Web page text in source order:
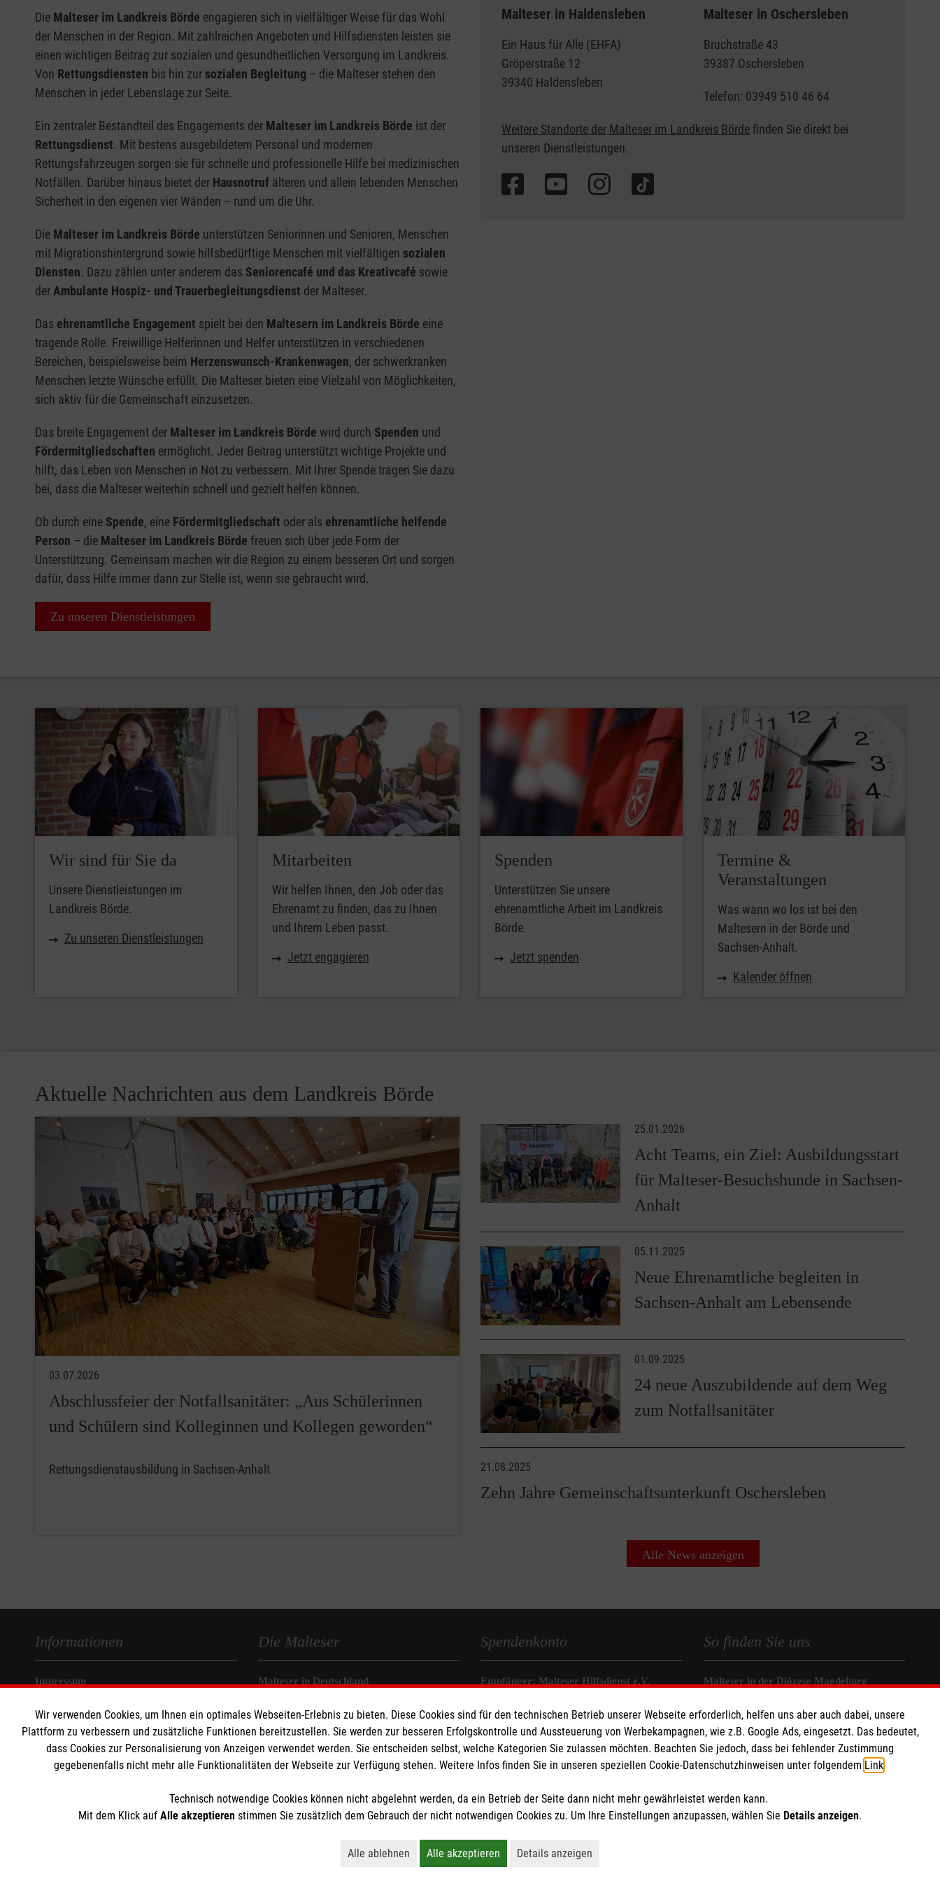
Die Malteser im Landkreis Börde engagieren sich in vielfältiger Weise für das Wohl
der Menschen in der Region. Mit zahlreichen Angeboten und Hilfsdiensten leisten sie
einen wichtigen Beitrag zur sozialen und gesundheitlichen Versorgung im Landkreis.
Von Rettungsdiensten bis hin zur sozialen Begleitung – die Malteser stehen den
Menschen in jeder Lebenslage zur Seite.
Ein zentraler Bestandteil des Engagements der Malteser im Landkreis Börde ist der
Rettungsdienst. Mit bestens ausgebildetem Personal und modernen
Rettungsfahrzeugen sorgen sie für schnelle und professionelle Hilfe bei medizinischen
Notfällen. Darüber hinaus bietet der Hausnotruf älteren und allein lebenden Menschen
Sicherheit in den eigenen vier Wänden – rund um die Uhr.
Die Malteser im Landkreis Börde unterstützen Seniorinnen und Senioren, Menschen
mit Migrationshintergrund sowie hilfsbedürftige Menschen mit vielfältigen sozialen
Diensten. Dazu zählen unter anderem das Seniorencafé und das Kreativcafé sowie
der Ambulante Hospiz- und Trauerbegleitungsdienst der Malteser.
Das ehrenamtliche Engagement spielt bei den Maltesern im Landkreis Börde eine
tragende Rolle. Freiwillige Helferinnen und Helfer unterstützen in verschiedenen
Bereichen, beispielsweise beim Herzenswunsch-Krankenwagen, der schwerkranken
Menschen letzte Wünsche erfüllt. Die Malteser bieten eine Vielzahl von Möglichkeiten,
sich aktiv für die Gemeinschaft einzusetzen.
Das breite Engagement der Malteser im Landkreis Börde wird durch Spenden und
Fördermitgliedschaften ermöglicht. Jeder Beitrag unterstützt wichtige Projekte und
hilft, das Leben von Menschen in Not zu verbessern. Mit Ihrer Spende tragen Sie dazu
bei, dass die Malteser weiterhin schnell und gezielt helfen können.
Ob durch eine Spende, eine Fördermitgliedschaft oder als ehrenamtliche helfende
Person – die Malteser im Landkreis Börde freuen sich über jede Form der
Unterstützung. Gemeinsam machen wir die Region zu einem besseren Ort und sorgen
dafür, dass Hilfe immer dann zur Stelle ist, wenn sie gebraucht wird.
Zu unseren Dienstleistungen
Malteser in Haldensleben
Ein Haus für Alle (EHFA)
Gröperstraße 12
39340 Haldensleben
Malteser in Oschersleben
Bruchstraße 43
39387 Oschersleben
Telefon: 03949 510 46 64
Weitere Standorte der Malteser im Landkreis Bördefinden Sie direkt bei
unseren Dienstleistungen.
Wir sind für Sie da
Unsere Dienstleistungen im
Landkreis Börde.
Zu unseren Dienstleistungen
Mitarbeiten
Wir helfen Ihnen, den Job oder das
Ehrenamt zu finden, das zu Ihnen
und Ihrem Leben passt.
Jetzt engagieren
Spenden
Unterstützen Sie unsere
ehrenamtliche Arbeit im Landkreis
Börde.
Jetzt spenden
Termine &
Veranstaltungen
Was wann wo los ist bei den
Maltesern in der Börde und
Sachsen-Anhalt.
Kalender öffnen
Aktuelle Nachrichten aus dem Landkreis Börde
03.07.2026
Abschlussfeier der Notfallsanitäter: „Aus Schülerinnen
und Schülern sind Kolleginnen und Kollegen geworden“
Rettungsdienstausbildung in Sachsen-Anhalt
25.01.2026
Acht Teams, ein Ziel: Ausbildungsstart
für Malteser-Besuchshunde in Sachsen-
Anhalt
05.11.2025
Neue Ehrenamtliche begleiten in
Sachsen-Anhalt am Lebensende
01.09.2025
24 neue Auszubildende auf dem Weg
zum Notfallsanitäter
21.08.2025
Zehn Jahre Gemeinschaftsunterkunft Oschersleben
Alle News anzeigen
Informationen
Impressum
Barrierefreiheit
Kontakt
Presse
Die Malteser
Malteser in Deutschland
Sharepoint
Spendenkonto
Empfänger: Malteser Hilfsdienst e.V.
IBAN: DE48 3706 0120 1201 2290 10
BIC: GENODED1PA7
So finden Sie uns
Malteser in der Diözese Magdeburg
39118 Magdeburg
Telefon(0391) 60931-0
Info.Sachsen-Anhalt@malteser.org
Wir verwenden Cookies, um Ihnen ein optimales Webseiten-Erlebnis zu bieten. Diese Cookies sind für den technischen Betrieb unserer Webseite erforderlich, helfen uns aber auch dabei, unsere
Plattform zu verbessern und zusätzliche Funktionen bereitzustellen. Sie werden zur besseren Erfolgskontrolle und Aussteuerung von Werbekampagnen, wie z.B. Google Ads, eingesetzt. Das bedeutet,
dass Cookies zur Personalisierung von Anzeigen verwendet werden. Sie entscheiden selbst, welche Kategorien Sie zulassen möchten. Beachten Sie jedoch, dass bei fehlender Zustimmung
gegebenenfalls nicht mehr alle Funktionalitäten der Webseite zur Verfügung stehen. Weitere Infos finden Sie in unseren speziellen Cookie-Datenschutzhinweisen unter folgendem Link
Technisch notwendige Cookies können nicht abgelehnt werden, da ein Betrieb der Seite dann nicht mehr gewährleistet werden kann.
Mit dem Klick auf Alle akzeptieren stimmen Sie zusätzlich dem Gebrauch der nicht notwendigen Cookies zu. Um Ihre Einstellungen anzupassen, wählen Sie Details anzeigen.
Alle ablehnen
Lehnt alle nicht-essentiellen Cookies ab
Alle akzeptieren
Akzeptiert alle Cookies einschließlich Marketing und Analyse
Details anzeigen